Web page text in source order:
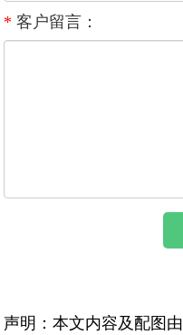
* 客户留言：
声明：本文内容及配图